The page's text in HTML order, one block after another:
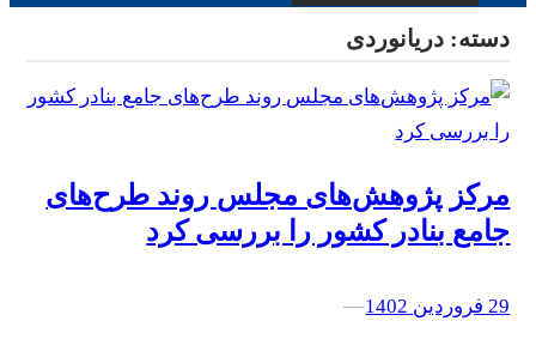
دسته: دریانوردی
مرکز پژوهش‌های مجلس روند طرح‌های
جامع بنادر کشور را بررسی کرد
29 فروردین 1402 –
–